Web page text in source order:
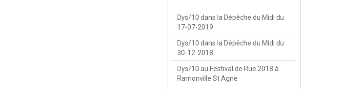
Dys/10 dans la Dépêche du Midi du
17-07-2019
Dys/10 dans la Dépêche du Midi du
30-12-2018
Dys/10 au Festival de Rue 2018 à
Ramonville St Agne